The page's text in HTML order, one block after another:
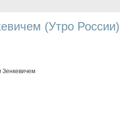
(Утро России)
Зенкевичем